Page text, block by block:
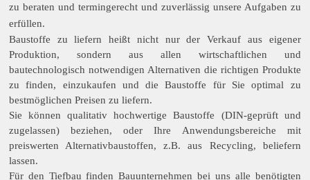
zu beraten und termingerecht und zuverlässig unsere Aufgaben zu
erfüllen.
Baustoffe zu liefern heißt nicht nur der Verkauf aus eigener
Produktion, sondern aus allen wirtschaftlichen und
bautechnologisch notwendigen Alternativen die richtigen Produkte
zu finden, einzukaufen und die Baustoffe für Sie optimal zu
bestmöglichen Preisen zu liefern.
Sie können qualitativ hochwertige Baustoffe (DIN-geprüft und
zugelassen) beziehen, oder Ihre Anwendungsbereiche mit
preiswerten Alternativbaustoffen, z.B. aus Recycling, beliefern
lassen.
Für den Tiefbau finden Bauunternehmen bei uns alle benötigten